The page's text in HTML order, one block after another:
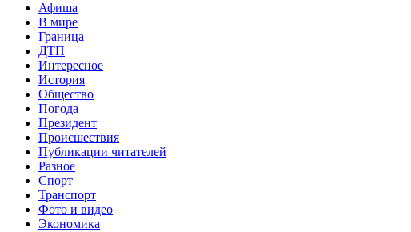
Афиша
В мире
Граница
ДТП
Интересное
История
Общество
Погода
Президент
Происшествия
Публикации читателей
Разное
Спорт
Транспорт
Фото и видео
Экономика